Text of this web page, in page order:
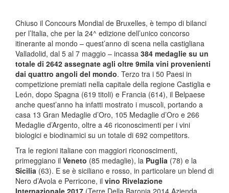
Chiuso il Concours Mondial de Bruxelles, è tempo di bilanci
per l’Italia, che per la 24^ edizione dell’unico concorso
itinerante al mondo – quest’anno di scena nella castigliana
Valladolid, dal 5 al 7 maggio – incassa 384 medaglie su un
totale di 2642 assegnate agli oltre 9mila vini provenienti
dai quattro angoli del mondo. Terzo tra i 50 Paesi in
competizione premiati nella capitale della regione Castiglia e
León, dopo Spagna (619 titoli) e Francia (614), il Belpaese
anche quest’anno ha infatti mostrato i muscoli, portando a
casa 13 Gran Medaglie d’Oro, 105 Medaglie d’Oro e 266
Medaglie d’Argento, oltre a 46 riconoscimenti per i vini
biologici e biodinamici su un totale di 692 competitors.
Tra le regioni italiane con maggiori riconoscimenti,
primeggiano il Veneto (85 medaglie), la Puglia (78) e la
Sicilia (63). E se è siciliano e rosso, in particolare un blend di
Nero d’Avola e Perricone, il vino Rivelazione
Internazionale 2017 (Terre Della Baronia 2014 Azienda